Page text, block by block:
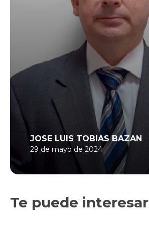
JOSE LUIS TOBIAS BAZAN
29 de mayo de 2024
Te puede interesar